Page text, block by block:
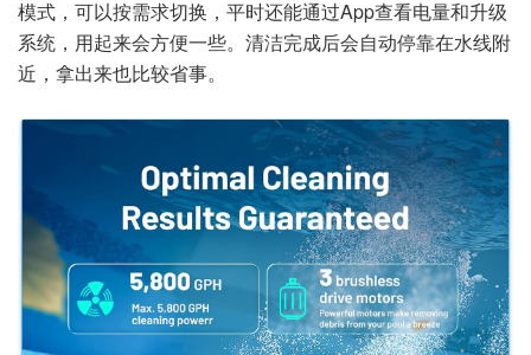
模式，可以按需求切换，平时还能通过App查看电量和升级
系统，用起来会方便一些。清洁完成后会自动停靠在水线附
近，拿出来也比较省事。